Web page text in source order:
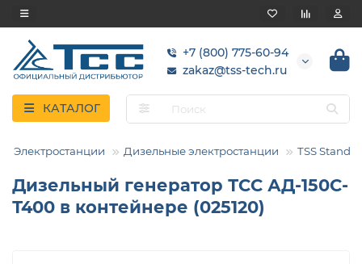
+7 (800) 775-60-94
zakaz@tss-tech.ru
КАТАЛОГ
Электростанции Дизельные электростанции TSS
Дизельный генератор ТСС АД-150С-
Т400 в контейнере (025120)